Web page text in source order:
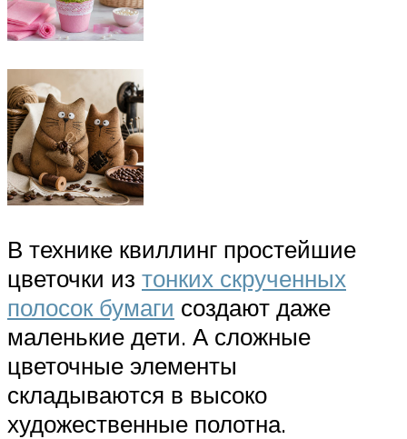
В технике квиллинг простейшие
цветочки из тонких скрученных
полосок бумаги создают даже
маленькие дети. А сложные
цветочные элементы
складываются в высоко
художественные полотна.